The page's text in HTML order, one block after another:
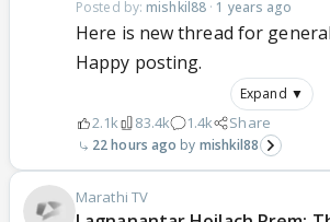
Posted by: mishkil88 · 1 years ago
Here is new thread for
Happy posting.
Expand ▼
2.1k 83.4k 1.4k Share
22 hours ago mishkil88
Marathi TV